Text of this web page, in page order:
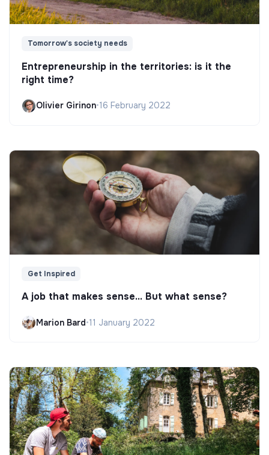
Tomorrow's society needs
Entrepreneurship in the territories: is it the
right time?
Olivier Girinon•16 February 2022
Get Inspired
A job that makes sense... But what sense?
Marion Bard•11 January 2022